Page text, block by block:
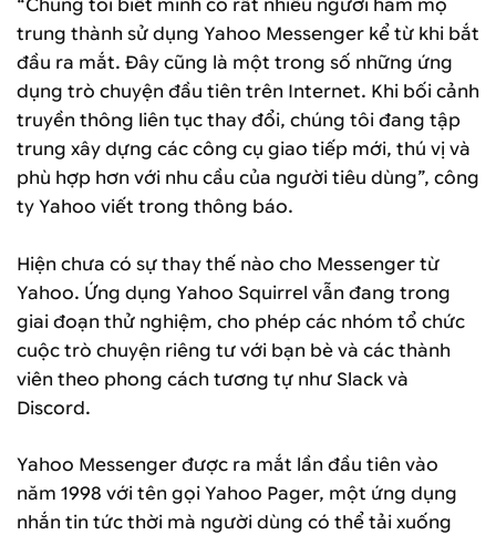
“Chúng tôi biết mình có rất nhiều người hâm mộ
trung thành sử dụng Yahoo Messenger kể từ khi bắt
đầu ra mắt. Đây cũng là một trong số những ứng
dụng trò chuyện đầu tiên trên Internet. Khi bối cảnh
truyền thông liên tục thay đổi, chúng tôi đang tập
trung xây dựng các công cụ giao tiếp mới, thú vị và
phù hợp hơn với nhu cầu của người tiêu dùng”, công
ty Yahoo viết trong thông báo.
Hiện chưa có sự thay thế nào cho Messenger từ
Yahoo. Ứng dụng Yahoo Squirrel vẫn đang trong
giai đoạn thử nghiệm, cho phép các nhóm tổ chức
cuộc trò chuyện riêng tư với bạn bè và các thành
viên theo phong cách tương tự như Slack và
Discord.
Yahoo Messenger được ra mắt lần đầu tiên vào
năm 1998 với tên gọi Yahoo Pager, một ứng dụng
nhắn tin tức thời mà người dùng có thể tải xuống